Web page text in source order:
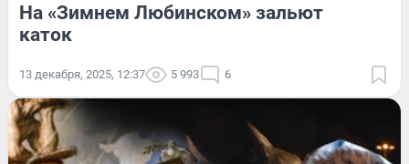
На «Зимнем Любинском» зальют
каток
13 декабря, 2025, 12:37 5 993 6